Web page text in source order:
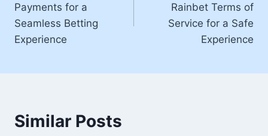
Payments for a
Seamless Betting
Experience
Rainbet Terms of
Service for a Safe
Experience
Similar Posts